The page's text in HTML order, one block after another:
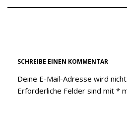
SCHREIBE EINEN KOMMENTAR
Deine E-Mail-Adresse wird
Erforderliche Felder sind mit *